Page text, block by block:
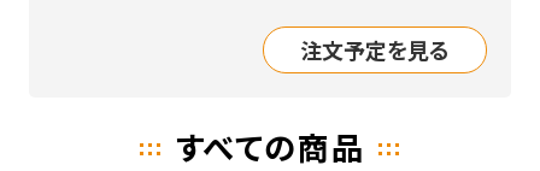
注文予定を見る
すべての商品